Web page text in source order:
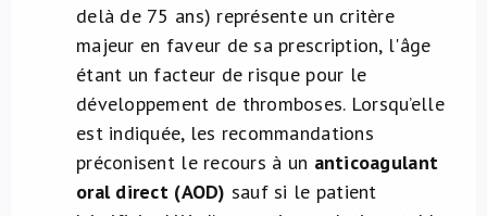
delà de 75 ans) représente un critère
majeur en faveur de sa prescription, l'âge
étant un facteur de risque pour le
développement de thromboses. Lorsqu’elle
est indiquée, les recommandations
préconisent le recours à un anticoagulant
oral direct (AOD) sauf si le patient